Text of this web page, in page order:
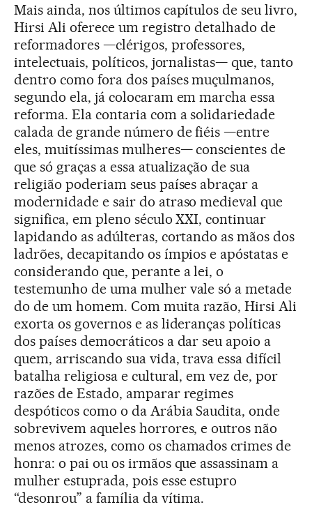
Mais ainda, nos últimos capítulos de seu livro,
Hirsi Ali oferece um registro detalhado de
reformadores —clérigos, professores,
intelectuais, políticos, jornalistas— que, tanto
dentro como fora dos países muçulmanos,
segundo ela, já colocaram em marcha essa
reforma. Ela contaria com a solidariedade
calada de grande número de fiéis —entre
eles, muitíssimas mulheres— conscientes de
que só graças a essa atualização de sua
religião poderiam seus países abraçar a
modernidade e sair do atraso medieval que
significa, em pleno século XXI, continuar
lapidando as adúlteras, cortando as mãos dos
ladrões, decapitando os ímpios e apóstatas e
considerando que, perante a lei, o
testemunho de uma mulher vale só a metade
do de um homem. Com muita razão, Hirsi Ali
exorta os governos e as lideranças políticas
dos países democráticos a dar seu apoio a
quem, arriscando sua vida, trava essa difícil
batalha religiosa e cultural, em vez de, por
razões de Estado, amparar regimes
despóticos como o da Arábia Saudita, onde
sobrevivem aqueles horrores, e outros não
menos atrozes, como os chamados crimes de
honra: o pai ou os irmãos que assassinam a
mulher estuprada, pois esse estupro
“desonrou” a família da vítima.